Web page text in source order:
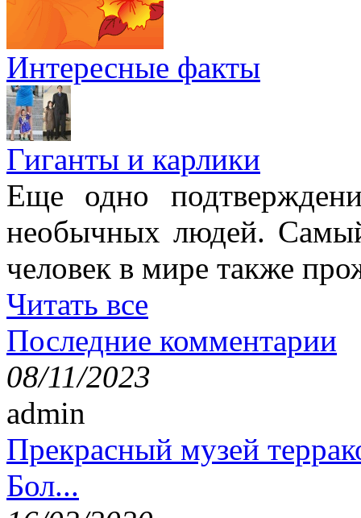
Интересные факты
Гиганты и карлики
Еще одно
необычных людей.
человек в мире также
Читать все
Последние комментарии
08/11/2023
admin
Прекрасный музей
Бол...